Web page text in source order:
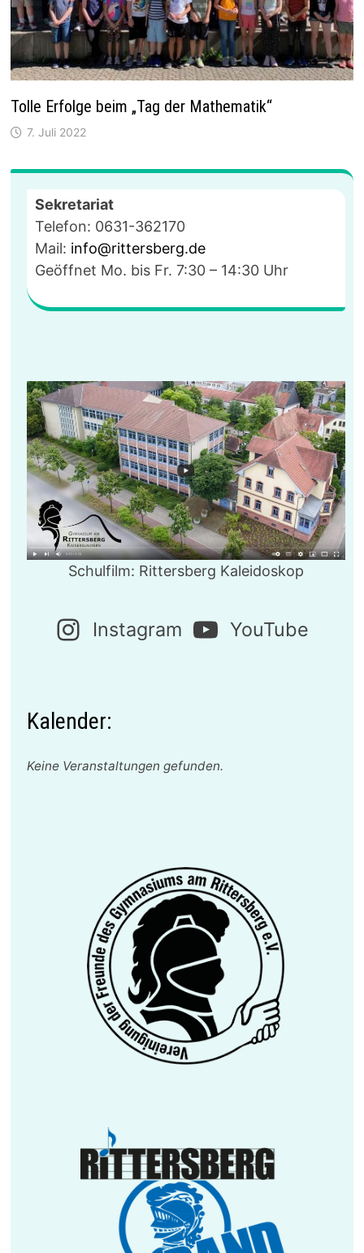
Tolle Erfolge beim „Tag der Mathematik“
7. Juli 2022
Sekretariat
Telefon: 0631-362170
Mail: info@rittersberg.de
Geöffnet Mo. bis Fr. 7:30 – 14:30 Uhr
Schulfilm: Rittersberg Kaleidoskop
Instagram YouTube
Kalender:
Keine Veranstaltungen gefunden.